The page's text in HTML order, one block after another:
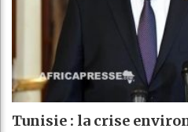
Tunisie : la crise